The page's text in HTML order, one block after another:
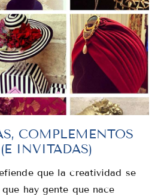
COMPLEMENTOS
INVITADAS)
que la creatividad se
hay gente que nace